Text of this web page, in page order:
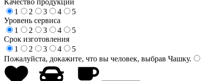
1
2 3 4
5
Уровень сервиса
1
2 3 4
5
Срок изготовления
1
2 3 4
5
Пожалуйста, докажите, что вы человек, выбрав Чашку.